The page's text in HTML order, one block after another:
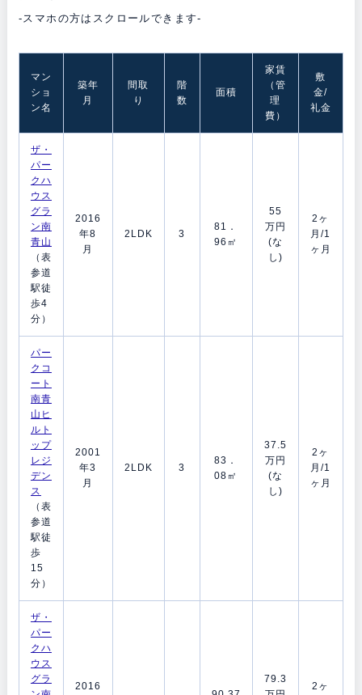
-スマホの方はスクロールできます-
マン
ショ
ン名
築年
月
間取
り
階
数
面積
家賃
（管
理
費）
敷
金/
礼金
ザ・
パー
クハ
ウス
グラ
ン南
青山
（表
参道
駅徒
歩4
分）
2016
年8
月
2LDK 3
81．
96㎡
55
万円
(な
し)
2ヶ
月/1
ヶ月
パー
クコ
ート
南青
山ヒ
ルト
ップ
レジ
デン
ス
（表
参道
駅徒
歩
15
分）
2001
年3
月
2LDK 3
83．
08㎡
37.5
万円
(な
し)
2ヶ
月/1
ヶ月
ザ・
パー
クハ
ウス
グラ
2016
79.3
2ヶ